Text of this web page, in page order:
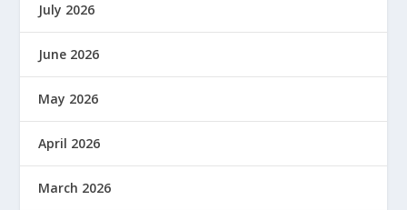
July 2026
June 2026
May 2026
April 2026
March 2026